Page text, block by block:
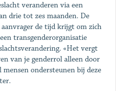
veranderen via een
drie tot zes maanden. De
de tijd krijgt om zich
transgenderorganisatie
«Het vergt
van je genderrol alleen door
ondersteunen bij deze